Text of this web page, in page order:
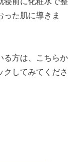
った肌に導きま
る方は、こちらか
クしてみてくださ